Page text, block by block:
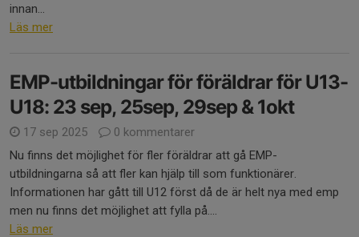
innan...
Läs mer
EMP-utbildningar för föräldrar för U13-
U18: 23 sep, 25sep, 29sep & 1okt
17 sep 2025
0 kommentarer
Nu finns det möjlighet för fler föräldrar att gå EMP-
utbildningarna så att fler kan hjälp till som funktionärer.
Informationen har gått till U12 först då de är helt nya med emp
men nu finns det möjlighet att fylla på....
Läs mer